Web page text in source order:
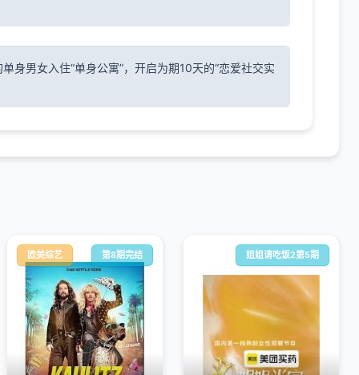
身男女入住“单身公寓”，开启为期10天的“恋爱社交实
欧美综艺 第8期完结 姐姐请吃饭2第5期